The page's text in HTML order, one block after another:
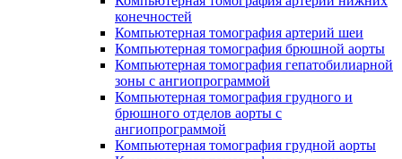
конечностей
Компьютерная томография артерий шеи
Компьютерная томография брюшной аорты
Компьютерная томография гепатобилиарной
зоны с ангиопрограммой
Компьютерная томография грудного и
брюшного отделов аорты с
ангиопрограммой
Компьютерная томография грудной аорты